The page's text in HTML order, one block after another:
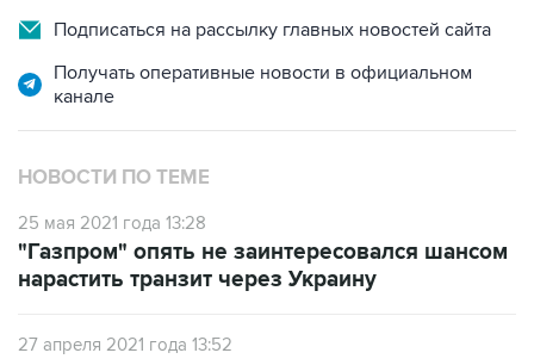
Подписаться на рассылку главных новостей сайта
Получать оперативные новости в официальном
канале
НОВОСТИ ПО ТЕМЕ
25 мая 2021 года 13:28
"Газпром" опять не заинтересовался шансом
нарастить транзит через Украину
27 апреля 2021 года 13:52